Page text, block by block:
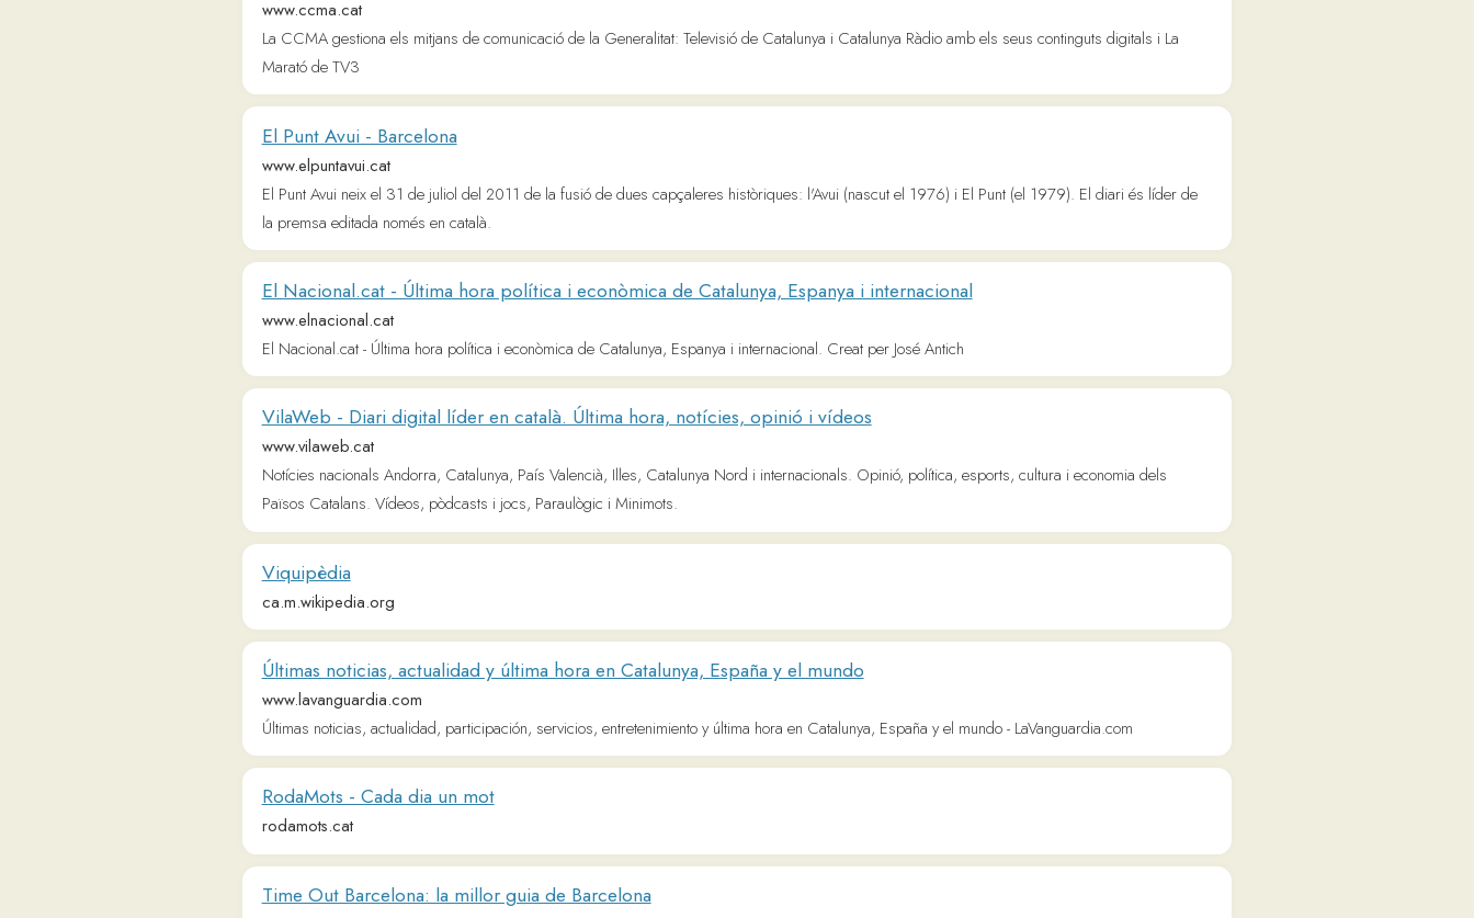
El Punt Avui - Barcelona
www.elpuntavui.cat
El Punt Avui neix el 31 de juliol del 2011 de la fusió de dues capçaleres històriques: l'Avui (nascut el 1976) i El Punt (el 1979). El diari és líder de
la premsa editada només en català.
El Nacional.cat - Última hora política i econòmica de Catalunya, Espanya i internacional
www.elnacional.cat
El Nacional.cat - Última hora política i econòmica de Catalunya, Espanya i internacional. Creat per José Antich
VilaWeb - Diari digital líder en català. Última hora, notícies, opinió i vídeos
www.vilaweb.cat
Notícies nacionals Andorra, Catalunya, País Valencià, Illes, Catalunya Nord i internacionals. Opinió, política, esports, cultura i economia dels
Països Catalans. Vídeos, pòdcasts i jocs, Paraulògic i Minimots.
Viquipèdia
ca.m.wikipedia.org
Últimas noticias, actualidad y última hora en Catalunya, España y el mundo
www.lavanguardia.com
Últimas noticias, actualidad, participación, servicios, entretenimiento y última hora en Catalunya, España y el mundo - LaVanguardia.com
RodaMots - Cada dia un mot
rodamots.cat
Time Out Barcelona: la millor guia de Barcelona
www.timeout.cat
Restaurants, concerts, exposicions, obres de teatre, pel·lícules, mercats... Tot el que no et pots perdre de Barcelona
El Món - Notícies i actualitat d'última hora en Català
elmon.cat
El Món, el diari lliure, obert i per compartir. Notícies, entrevistes, anàlisi i opinió de política, economia, societat i cultura.